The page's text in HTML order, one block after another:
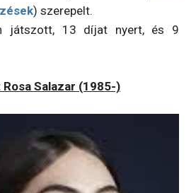
) szerepelt.
játszott, 13 díjat nyert, és 9
Salazar (1985-)